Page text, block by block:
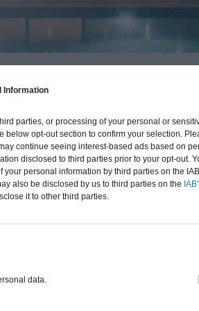
Information
parties, or processing of your personal or
below opt-out section to confirm your selection.
continue seeing interest-based ads based on
disclosed to third parties prior to your opt-out.
personal information by third parties on the
also be disclosed by us to third parties on the
it to other third parties.
data.
ET PROCÉDÉ
: auto-construction, clos
ou clé en main.
Clos couvert Clé en main
ossature bois
Construction en